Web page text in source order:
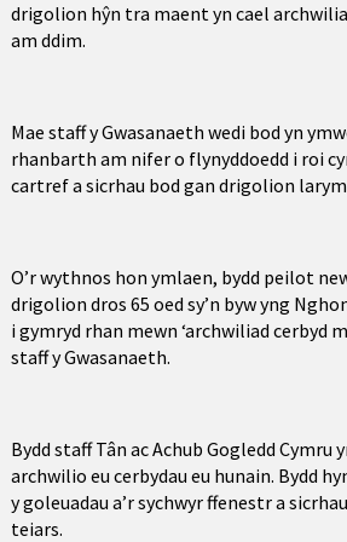
drigolion hŷn tra maent yn cael
am ddim.
Mae staff y Gwasanaeth wedi bod yn
rhanbarth am nifer o flynyddoedd i roi
cartref a sicrhau bod gan drigolion
O’r wythnos hon ymlaen, bydd peilot
drigolion dros 65 oed sy’n byw yng
i gymryd rhan mewn ‘archwiliad cerbyd
staff y Gwasanaeth.
Bydd staff Tân ac Achub Gogledd Cymru
archwilio eu cerbydau eu hunain. Bydd
y goleuadau a’r sychwyr ffenestr a
teiars.